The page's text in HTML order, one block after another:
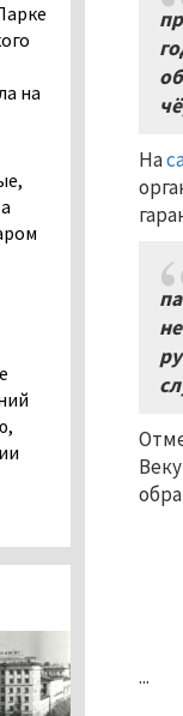
На
...
на